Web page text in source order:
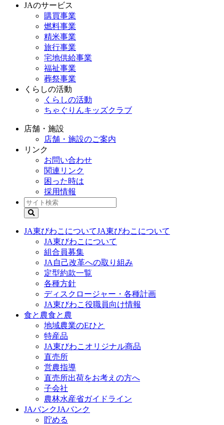
JAのサービス
購買事業
燃料事業
精米事業
旅行事業
宅地供給事業
福祉事業
葬祭事業
くらしの活動
くらしの活動
ちゃぐりんキッズクラブ
店舗・施設
店舗・施設のご案内
リンク
お問い合わせ
関連リンク
困った時は
採用情報
JA東びわこについてJA東びわこについて
JA東びわこについて
組合員募集
JA自己改革への取り組み
定型約款一覧
各種方針
ディスクロージャー・各種計画
JA東びわこ役職員向け情報
食と農食と農
地域農業のEひと
特産品
JA東びわこオリジナル商品
直売所
営農指導
直売所出荷をお考えの方へ
子会社
農林水産省ガイドライン
JAバンクJAバンク
貯める